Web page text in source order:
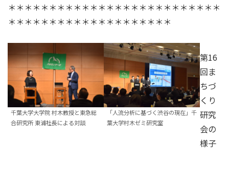
＊＊＊＊＊＊＊＊＊＊＊＊＊＊＊＊＊＊＊＊＊＊＊＊＊＊
＊＊＊＊＊＊＊＊＊＊＊＊＊＊＊＊＊＊＊＊
千葉大学大学院 村木教授と東急総
合研究所 東浦社長による対談
「人流分析に基づく渋谷の現在」千
葉大学村木ゼミ研究室
第16
回ま
ちづ
くり
研究
会の
様子